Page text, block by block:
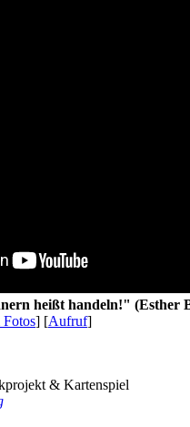
heißt handeln!" (Esther
] [Aufruf]
& Kartenspiel